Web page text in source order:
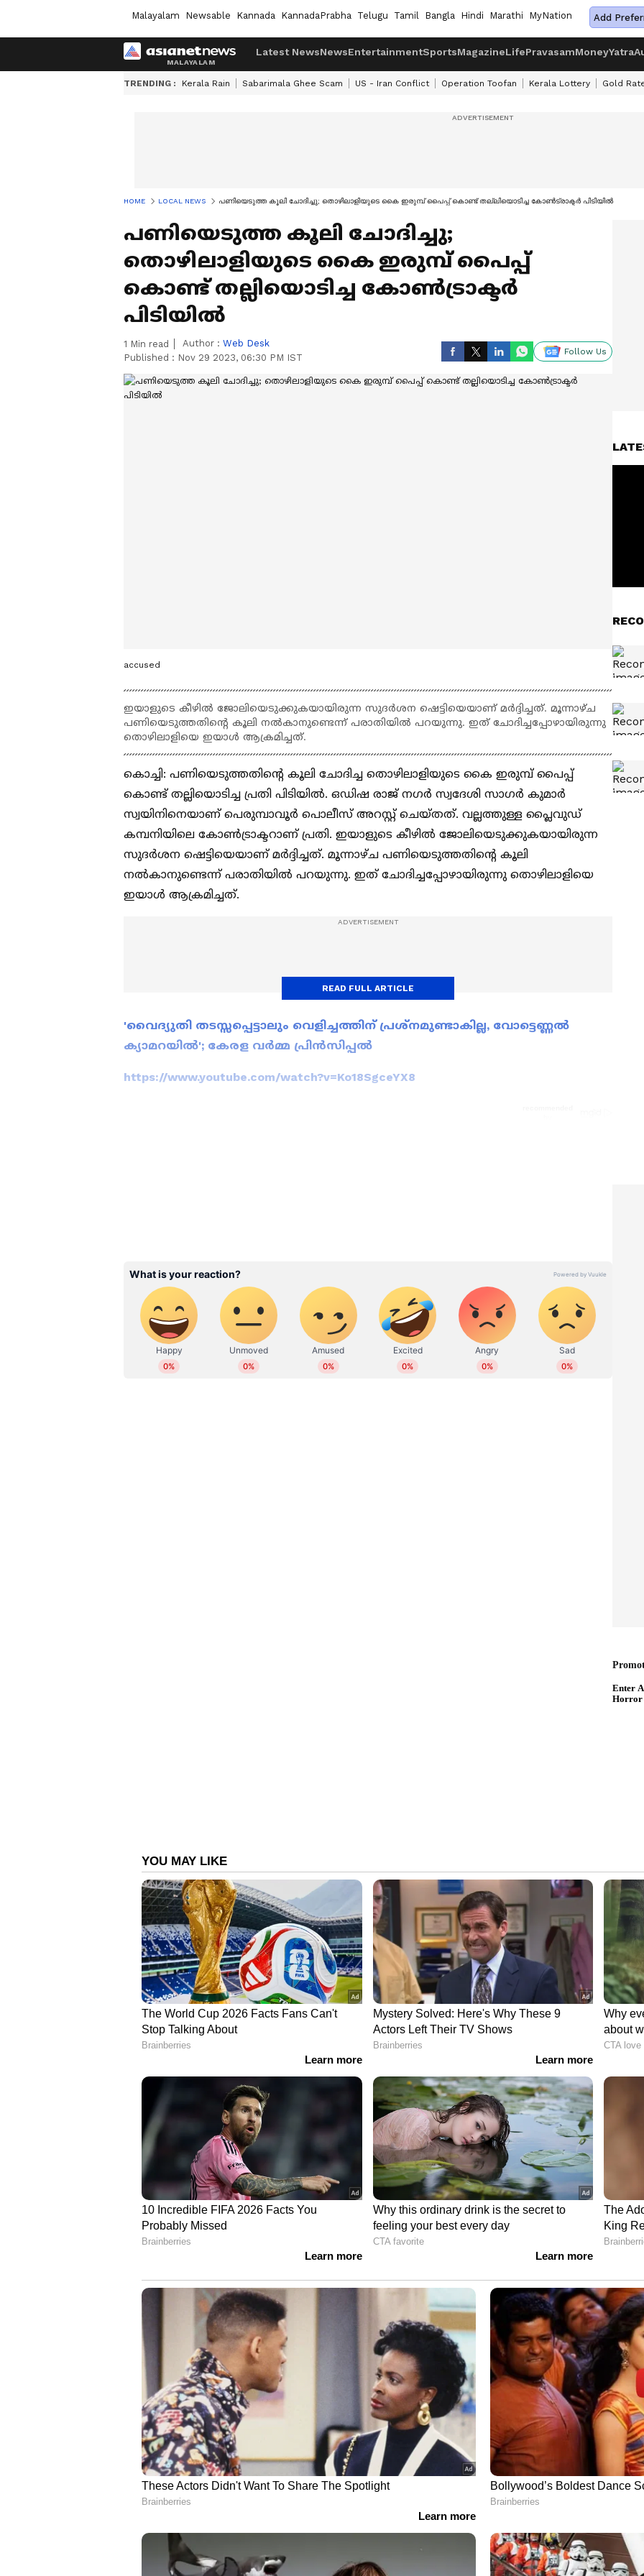
Malayalam Newsable Kannada KannadaPrabha Telugu Tamil Bangla Hindi Marathi MyNation Add
Latest NewsNewsEntertainmentSportsMagazineLifePravasamMoneyYatra
TRENDING : Kerala Rain Sabarimala Ghee Scam US - Iran Conflict Operation Toofan Kerala Lottery Gold
HOME LOCAL NEWS പണിയെടുത്ത കൂലി ചോദിച്ചു; തൊഴിലാളിയുടെ കൈ ഇരുമ്പ് പൈപ്പ് കൊണ്ട് തല്ലിയൊടിച്ച കോൺട്രാക്ടർ പിടിയിൽ
പണിയെടുത്ത കൂലി ചോദിച്ചു;
തൊഴിലാളിയുടെ കൈ ഇരുമ്പ് പൈപ്പ്
കൊണ്ട് തല്ലിയൊടിച്ച കോൺട്രാക്ടർ
പിടിയിൽ
1 Min read Author : Web Desk
Published : Nov 29 2023, 06:30 PM IST
Follow Us
accused
ഇയാളുടെ കീഴിൽ ജോലിയെടുക്കുകയായിരുന്ന സുദർശന ഷെട്ടിയെയാണ് മർദ്ദിച്ചത്. മൂന്നാഴ്ച
പണിയെടുത്തതിന്‍റെ കൂലി നൽകാനുണ്ടെന്ന് പരാതിയിൽ പറയുന്നു. ഇത് ചോദിച്ചപ്പോഴായിരുന്നു
തൊഴിലാളിയെ ഇയാൾ ആക്രമിച്ചത്.
കൊച്ചി: പണിയെടുത്തതിന്‍റെ കൂലി ചോദിച്ച തൊഴിലാളിയുടെ കൈ ഇരുമ്പ് പൈപ്പ്
കൊണ്ട് തല്ലിയൊടിച്ച പ്രതി പിടിയിൽ. ഒഡിഷ രാജ് നഗർ സ്വദേശി സാഗർ കുമാർ
സ്വയിനിനെയാണ് പെരുമ്പാവൂർ പൊലീസ് അറസ്റ്റ് ചെയ്തത്. വല്ലത്തുള്ള പ്ലൈവുഡ്
കമ്പനിയിലെ കോൺട്രാക്ടറാണ് പ്രതി. ഇയാളുടെ കീഴിൽ ജോലിയെടുക്കുകയായിരുന്ന
സുദർശന ഷെട്ടിയെയാണ് മർദ്ദിച്ചത്. മൂന്നാഴ്ച പണിയെടുത്തതിന്‍റെ കൂലി
നൽകാനുണ്ടെന്ന് പരാതിയിൽ പറയുന്നു. ഇത് ചോദിച്ചപ്പോഴായിരുന്നു തൊഴിലാളിയെ
ഇയാൾ ആക്രമിച്ചത്.
'വൈദ്യുതി തടസ്സപ്പെട്ടാലും വെളിച്ചത്തിന് പ്രശ്നമുണ്ടാകില്ല, വോട്ടെണ്ണൽ
ക്യാമറയിൽ'; കേരള വർമ്മ പ്രിൻസിപ്പൽ
https://www.youtube.com/watch?v=Ko18SgceYX8
READ FULL ARTICLE
ABOUT THE AUTHOR
WD Web Desk